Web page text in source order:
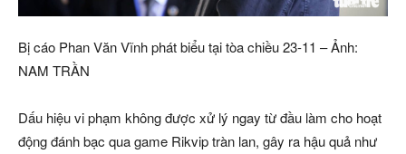
Bị cáo Phan Văn Vĩnh phát biểu tại tòa chiều 23-11 – Ảnh:
NAM TRẦN
Dấu hiệu vi phạm không được xử lý ngay từ đầu làm cho hoạt
động đánh bạc qua game Rikvip tràn lan, gây ra hậu quả như